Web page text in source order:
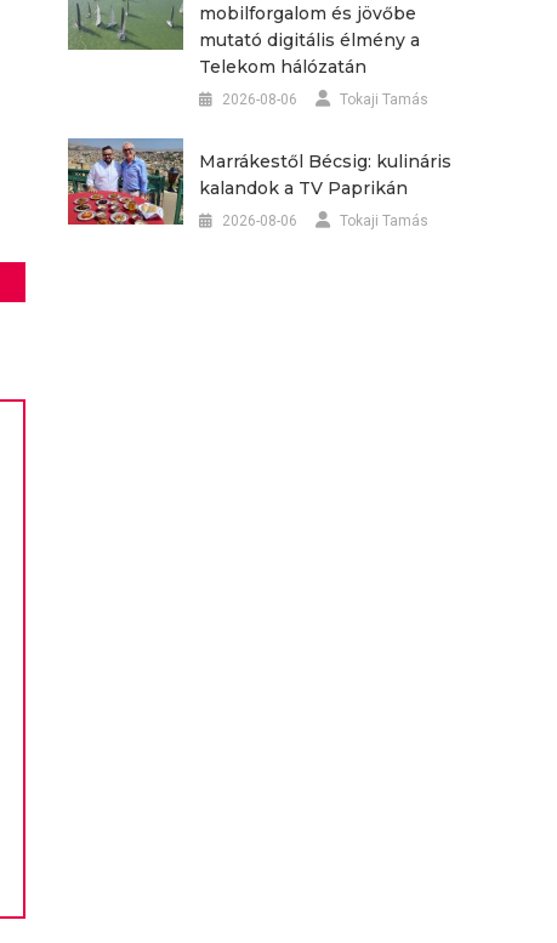
mobilforgalom és jövőbe
mutató digitális élmény a
Telekom hálózatán
2026-08-06 Tokaji Tamás
Marrákestől Bécsig: kulináris
kalandok a TV Paprikán
2026-08-06 Tokaji Tamás